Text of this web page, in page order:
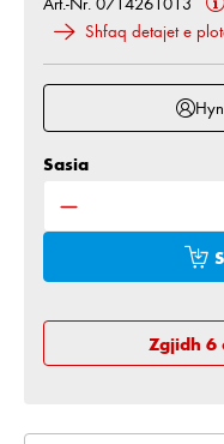
Shfaq detajet e
Sasia e produktit:
Sasia
Zgjidh 6